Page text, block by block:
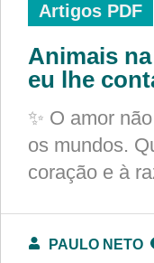
Artigos PDF
Animais
eu lhe
✨ O amor
os mundos.
coração e à
PAULO NETO